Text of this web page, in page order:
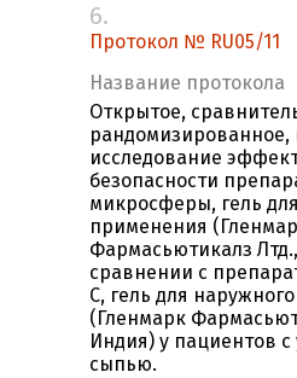
6.
Протокол № RU05/11
Название протокола
Открытое,
рандомизированное,
исследование
безопасности
микросферы, гель
применения
Фармасьютикалз
сравнении с
С, гель для
(Гленмарк
Индия) у пациентов с
сыпью.